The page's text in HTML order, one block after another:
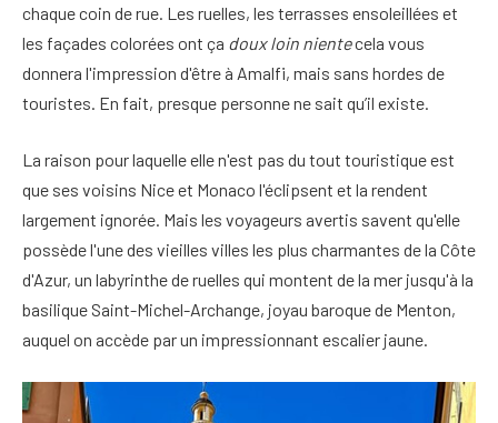
chaque coin de rue. Les ruelles, les terrasses ensoleillées et
les façades colorées ont ça doux loin nientecela vous
donnera l'impression d'être à Amalfi, mais sans hordes de
touristes. En fait, presque personne ne sait qu’il existe.
La raison pour laquelle elle n'est pas du tout touristique est
que ses voisins Nice et Monaco l'éclipsent et la rendent
largement ignorée. Mais les voyageurs avertis savent qu'elle
possède l'une des vieilles villes les plus charmantes de la Côte
d'Azur, un labyrinthe de ruelles qui montent de la mer jusqu'à la
basilique Saint-Michel-Archange, joyau baroque de Menton,
auquel on accède par un impressionnant escalier jaune.